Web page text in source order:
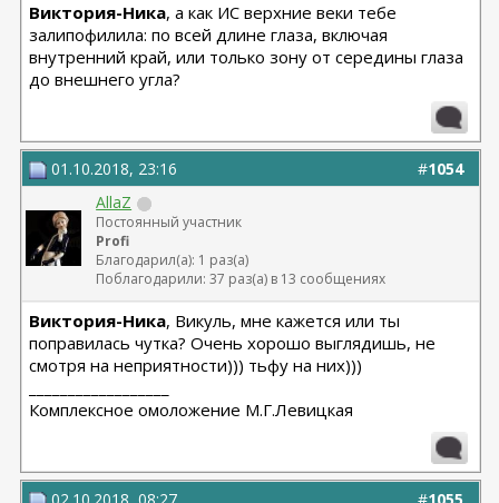
Виктория-Ника, а как ИС верхние веки тебе
залипофилила: по всей длине глаза, включая
внутренний край, или только зону от середины глаза
до внешнего угла?
#1054
01.10.2018, 23:16
AllaZ
Постоянный участник
Profi
Благодарил(а): 1 раз(а)
Поблагодарили: 37 раз(а) в 13 сообщениях
Виктория-Ника, Викуль, мне кажется или ты
поправилась чутка? Очень хорошо выглядишь, не
смотря на неприятности))) тьфу на них)))
Комплексное омоложение М.Г.Левицкая